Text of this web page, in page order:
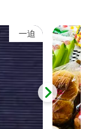
物に
月中旬
ゲ（写
世界谷
で望む
一迫